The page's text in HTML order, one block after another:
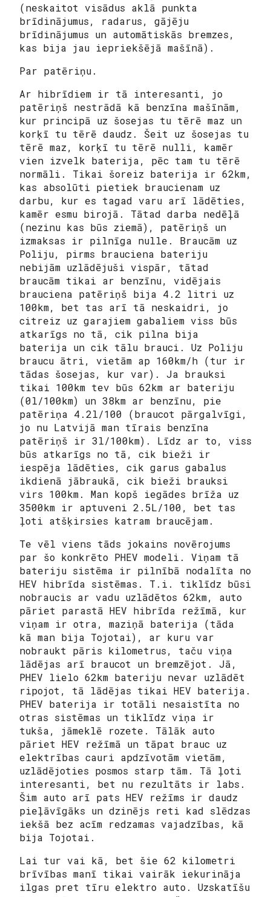
(neskaitot visādus aklā punkta
brīdinājumus, radarus, gājēju
brīdinājumus un automātiskās bremzes,
kas bija jau iepriekšējā mašīnā).
Par patēriņu.
Ar hibrīdiem ir tā interesanti, jo
patēriņš nestrādā kā benzīna mašīnām,
kur principā uz šosejas tu tērē maz un
korķī tu tērē daudz. Šeit uz šosejas tu
tērē maz, korķī tu tērē nulli, kamēr
vien izvelk baterija, pēc tam tu tērē
normāli. Tikai šoreiz baterija ir 62km,
kas absolūti pietiek braucienam uz
darbu, kur es tagad varu arī lādēties,
kamēr esmu birojā. Tātad darba nedēļā
(nezinu kas būs ziemā), patēriņš un
izmaksas ir pilnīga nulle. Braucām uz
Poliju, pirms brauciena bateriju
nebijām uzlādējuši vispār, tātad
braucām tikai ar benzīnu, vidējais
brauciena patēriņš bija 4.2 litri uz
100km, bet tas arī tā neskaidri, jo
citreiz uz garajiem gabaliem viss būs
atkarīgs no tā, cik pilna bija
baterija un cik tālu brauci. Uz Poliju
braucu ātri, vietām ap 160km/h (tur ir
tādas šosejas, kur var). Ja brauksi
tikai 100km tev būs 62km ar bateriju
(0l/100km) un 38km ar benzīnu, pie
patēriņa 4.2l/100 (braucot pārgalvīgi,
jo nu Latvijā man tīrais benzīna
patēriņš ir 3l/100km). Līdz ar to, viss
būs atkarīgs no tā, cik bieži ir
iespēja lādēties, cik garus gabalus
ikdienā jābraukā, cik bieži brauksi
virs 100km. Man kopš iegādes brīža uz
3500km ir aptuveni 2.5L/100, bet tas
ļoti atšķirsies katram braucējam.
Te vēl viens tāds jokains novērojums
par šo konkrēto PHEV modeli. Viņam tā
bateriju sistēma ir pilnībā nodalīta no
HEV hibrīda sistēmas. T.i. tiklīdz būsi
nobraucis ar vadu uzlādētos 62km, auto
pāriet parastā HEV hibrīda režīmā, kur
viņam ir otra, maziņā baterija (tāda
kā man bija Tojotai), ar kuru var
nobraukt pāris kilometrus, taču viņa
lādējas arī braucot un bremzējot. Jā,
PHEV lielo 62km bateriju nevar uzlādēt
ripojot, tā lādējas tikai HEV baterija.
PHEV baterija ir totāli nesaistīta no
otras sistēmas un tiklīdz viņa ir
tukša, jāmeklē rozete. Tālāk auto
pāriet HEV režīmā un tāpat brauc uz
elektrības cauri apdzīvotām vietām,
uzlādējoties posmos starp tām. Tā ļoti
interesanti, bet nu rezultāts ir labs.
Šim auto arī pats HEV režīms ir daudz
pieļāvīgāks un dzinējs reti kad slēdzas
iekšā bez acīm redzamas vajadzības, kā
bija Tojotai.
Lai tur vai kā, bet šie 62 kilometri
brīvības manī tikai vairāk iekurināja
ilgas pret tīru elektro auto. Uzskatīšu